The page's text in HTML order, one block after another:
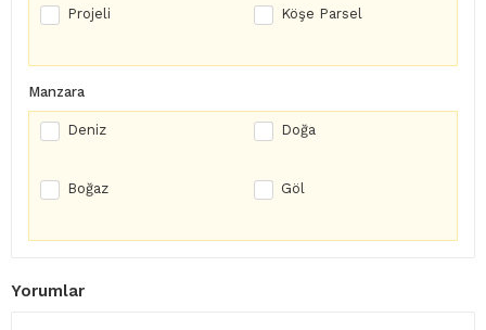
Projeli Köşe Parsel
Manzara
Deniz Doğa
Boğaz Göl
Yorumlar